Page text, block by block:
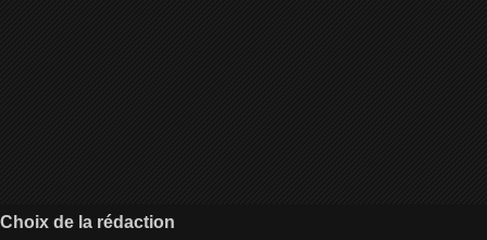
Choix de la rédaction